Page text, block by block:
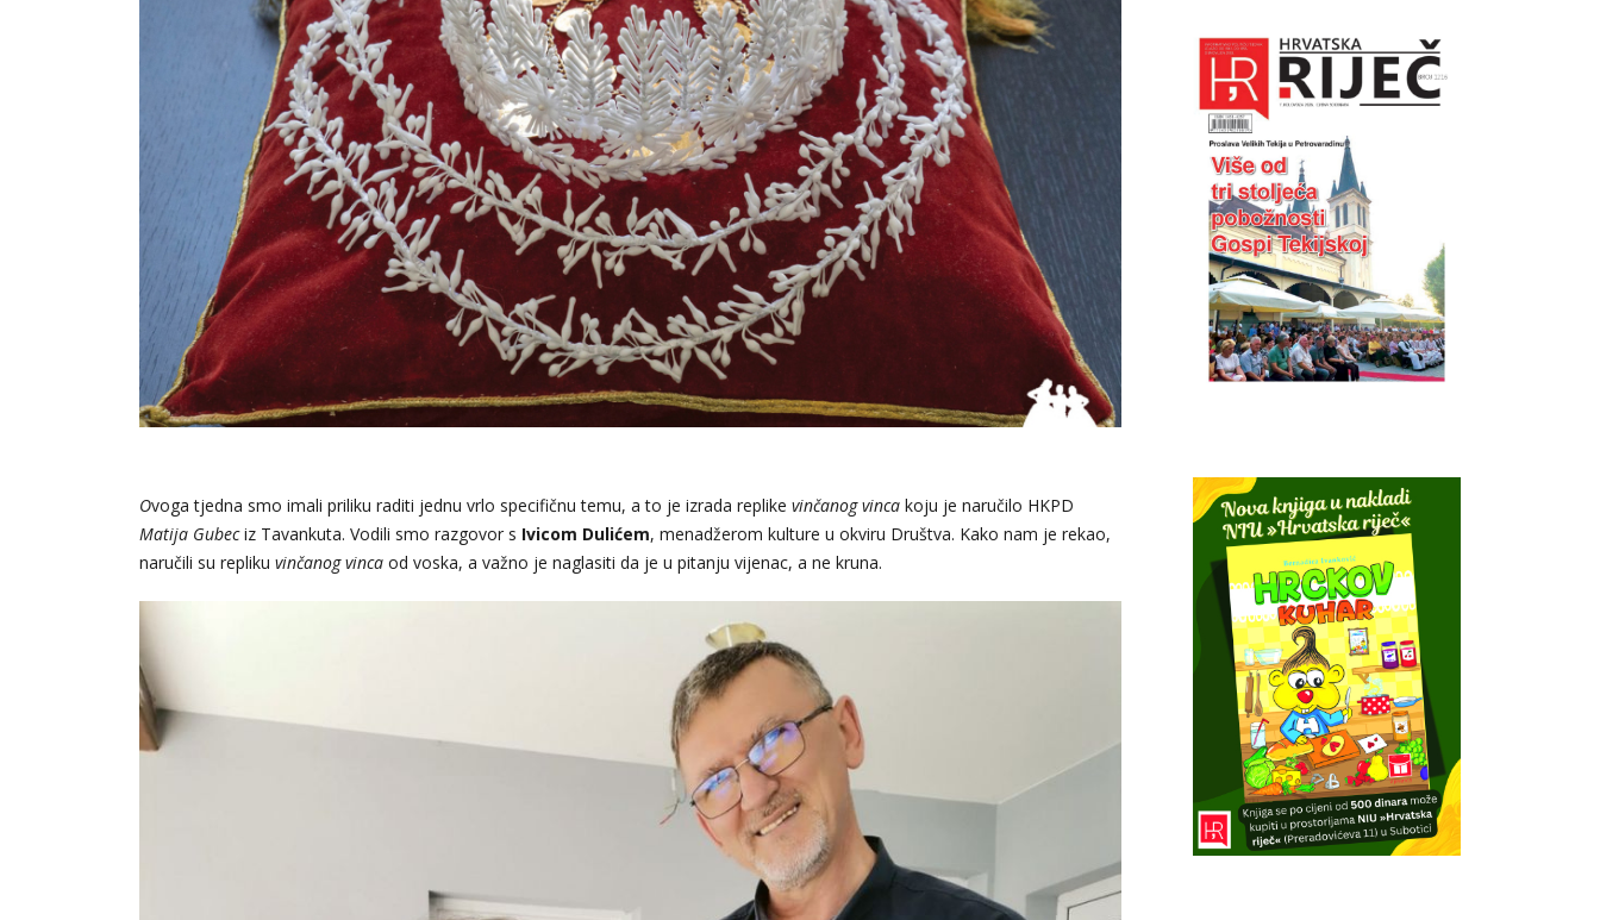
Ovoga tjedna smo imali priliku raditi jednu vrlo specifičnu temu, a to je izrada replike vinčanog vinca koju je naručilo HKPD
Matija Gubeciz Tavankuta. Vodili smo razgovor s Ivicom Dulićem, menadžerom kulture u okviru Društva. Kako nam je rekao,
naručili su repliku vinčanog vinca od voska, a važno je naglasiti da je u pitanju vijenac, a ne kruna.